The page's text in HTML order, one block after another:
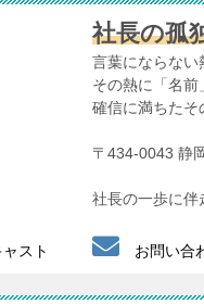
社長の孤
言葉にならない
その熱に「名前
確信に満ちたそ
〒434-0043 静
社長の一歩に伴
スト お問い合